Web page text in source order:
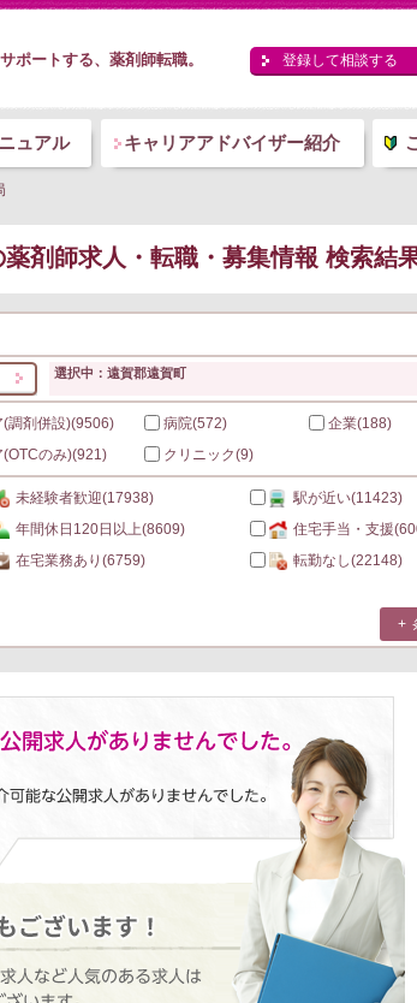
ポートする、薬剤師転職。 登録して相談する
ュアル キャリアアドバイザー紹介
薬剤師求人・転職・募集情報 検索結
選択中：遠賀郡遠賀町
(調剤併設)(9506) 病院(572) 企業(188)
(OTCのみ)(921) クリニック(9)
未経験者歓迎(17938) 駅が近い(11423)
年間休日120日以上(8609) 住宅手当・支援
在宅業務あり (6759) 転勤なし(22148)